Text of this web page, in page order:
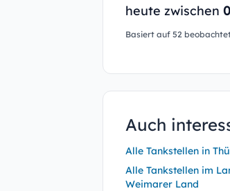
heute zwischen
Basiert auf 52
Auch
Alle Tankstellen in
Alle Tankstellen im
Weimarer Land